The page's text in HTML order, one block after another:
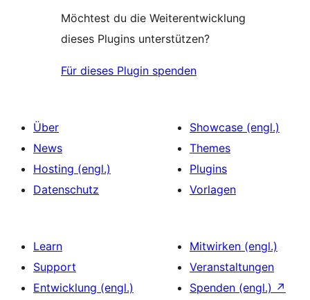
Möchtest du die Weiterentwicklung
dieses Plugins unterstützen?
Für dieses Plugin spenden
Über
News
Hosting (engl.)
Datenschutz
Showcase (engl.)
Themes
Plugins
Vorlagen
Learn
Support
Entwicklung (engl.)
Mitwirken (engl.)
Veranstaltungen
Spenden (engl.) ↗